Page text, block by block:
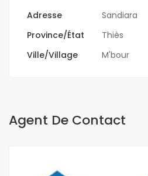
Adresse
Sandiara
Province/État
Thiès
Ville/Village
M'bour
Agent De Contact